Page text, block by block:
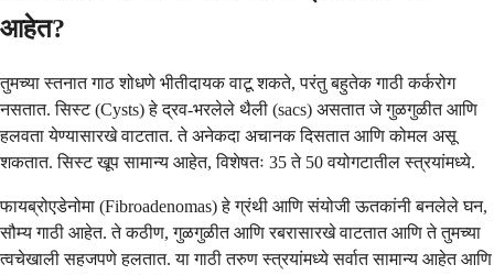
आहेत?
तुमच्या स्तनात गाठ शोधणे भीतीदायक वाटू शकते, परंतु बहुतेक गाठी कर्करोग
नसतात. सिस्ट (Cysts) हे द्रव-भरलेले थैली (sacs) असतात जे गुळगुळीत आणि
हलवता येण्यासारखे वाटतात. ते अनेकदा अचानक दिसतात आणि कोमल असू
शकतात. सिस्ट खूप सामान्य आहेत, विशेषतः 35 ते 50 वयोगटातील स्त्रयांमध्ये.
फायब्रोएडेनोमा (Fibroadenomas) हे ग्रंथी आणि संयोजी ऊतकांनी बनलेले घन,
सौम्य गाठी आहेत. ते कठीण, गुळगुळीत आणि रबरासारखे वाटतात आणि ते तुमच्या
त्वचेखाली सहजपणे हलतात. या गाठी तरुण स्त्रयांमध्ये सर्वात सामान्य आहेत आणि